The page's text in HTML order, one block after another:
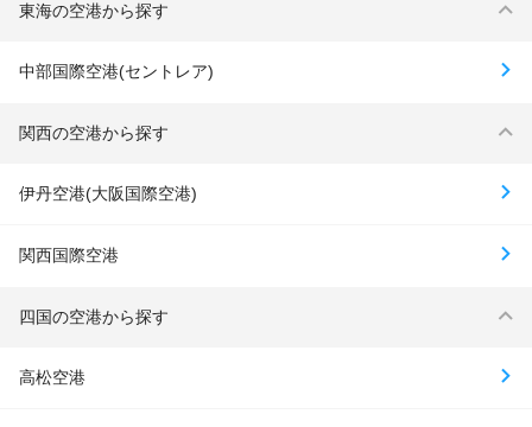
東海の空港から探す
中部国際空港(セントレア)
関西の空港から探す
伊丹空港(大阪国際空港)
関西国際空港
四国の空港から探す
高松空港